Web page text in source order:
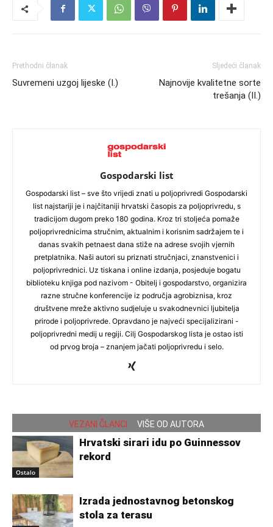
Prethodni članak
Suvremeni uzgoj lijeske (I.)
Sljedeći članak
Najnovije kvalitetne sorte
trešanja (II.)
Gospodarski list
Gospodarski list – sve što vrijedi znati u poljoprivredi Gospodarski
list najstariji je i najčitaniji hrvatski časopis za poljoprivredu, s
tradicijom dugom preko 180 godina. Kroz tri stoljeća pomaže
poljoprivrednicima stručnim, aktualnim i korisnim sadržajem te i
danas svakih petnaest dana stiže na adrese svojih vjernih
pretplatnika. Naši autori su priznati stručnjaci, znanstvenici i
poljoprivrednici. Uz tiskana i online izdanja, posjeduje bogatu
biblioteku knjiga pod nazivom - Obitelj i gospodarstvo, organizira
razne stručne konferencije iz područja agrobiznisa, kroz
društvene mreže aktivno sudjeluje u svakodnevnici ljubitelja
prirode i poljoprivrede. Opravdano je najveći specijalizirani -
poljoprivredni medij u regiji. Cilj Gospodarskog lista je ostao isti
od prvog broja – znanjem jačati poljoprivredu i selo.
VEZANI ČLANCI VIŠE OD AUTORA
Ostalo
Hrvatski sirari idu po Guinnessov
rekord
Izrada jednostavnog betonskog
stola za terasu